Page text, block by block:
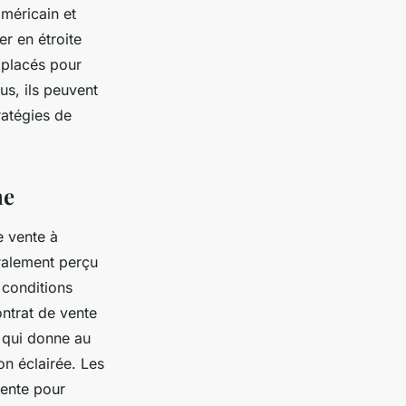
et
en étroite
pour
ils peuvent
de
vente à
perçu
de vente
donne au
éclairée. Les
pour